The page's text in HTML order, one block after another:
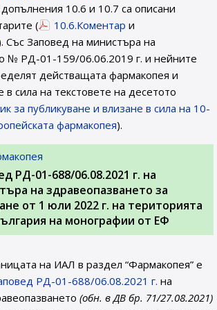
10.6 и 10.7 са описани
(
10.6.Коментар и
Със Заповед на министъра на
№ РД-01-159/06.06.2019 г. и нейните
действащата фармакопея и
в сила на текстовете на десетото
за публикуване и влизане в сила на 10-
фармакопея).
РД-01-688/06.08.2021 г. на
на здравеопазването за
от 1 юли 2022 г. на територията
на монографии от ЕФ
на ИАЛ в раздел “Фармакопея” е
РД-01-688/06.08.2021 г. на
(обн. в ДВ бр. 71/27.08.2021)